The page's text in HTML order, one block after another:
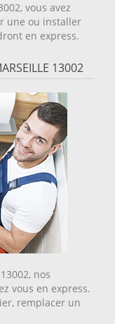
vous avez
une ou installer
en express.
13002
nos
vous en express.
remplacer un